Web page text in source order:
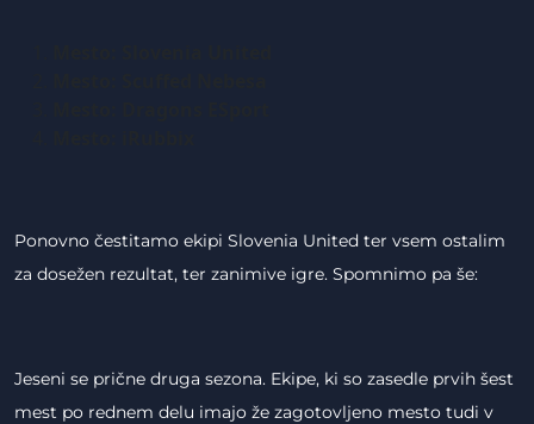
Ponovno čestitamo ekipi Slovenia United ter vsem ostalim
za dosežen rezultat, ter zanimive igre. Spomnimo pa še:
Jeseni se prične druga sezona. Ekipe, ki so zasedle prvih šest
mest po rednem delu imajo že zagotovljeno mesto tudi v